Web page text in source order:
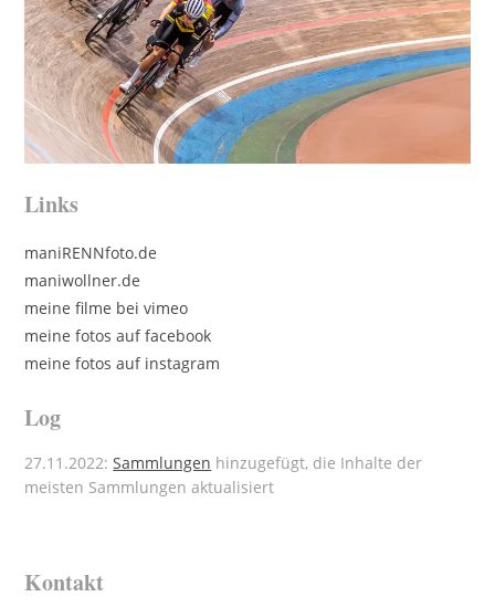
Links
maniRENNfoto.de
maniwollner.de
meine filme bei vimeo
meine fotos auf facebook
meine fotos auf instagram
Log
27.11.2022:Sammlungen hinzugefügt, die Inhalte der
meisten Sammlungen aktualisiert
Kontakt